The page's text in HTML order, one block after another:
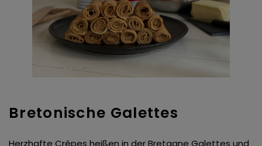
Bretonische Galettes
Herzhafte Crêpes heißen in der Bretagne Galettes und